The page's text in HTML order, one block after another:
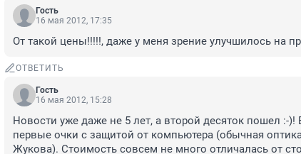
Гость
16 мая 2012, 17:35
От такой цены!!!!!, даже у меня зрение улучшилось на
ОТВЕТИТЬ
Гость
16 мая 2012, 15:28
Новости уже даже не 5 лет, а второй десяток пошел :-)!
первые очки с защитой от компьютера (обычная
Жукова). Стоимость совсем не много отличалась от